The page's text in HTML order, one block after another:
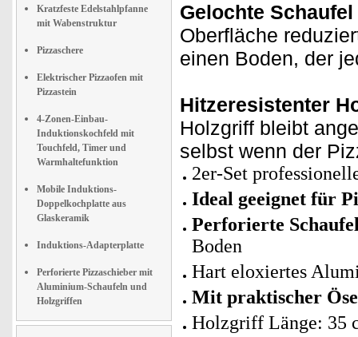
Kratzfeste Edelstahlpfanne
mit Wabenstruktur
Pizzaschere
Elektrischer Pizzaofen mit
Pizzastein
4-Zonen-Einbau-
Induktionskochfeld mit
Touchfeld, Timer und
Warmhaltefunktion
Mobile Induktions-
Doppelkochplatte aus
Glaskeramik
Induktions-Adapterplatte
Perforierte Pizzaschieber mit
Aluminium-Schaufeln und
Holzgriffen
Gelochte
Oberfläche
einen Boden, der
Hitzeresistenter
Holzgriff bleibt
selbst wenn der
2er-Set
Ideal geeignet für
Perforierte
Boden
Hart eloxiertes
Mit praktischer Öse
Holzgriff Länge: 35